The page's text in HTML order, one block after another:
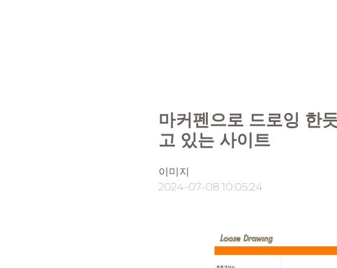
마커펜으로 드로잉 한
고 있는 사이트
이미지
2024-07-08 10:05:24